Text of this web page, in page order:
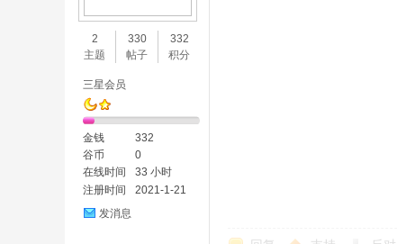
2
主题
330
帖子
332
积分
三星会员
金钱
332
谷币
0
在线时间
33 小时
注册时间
2021-1-21
发消息